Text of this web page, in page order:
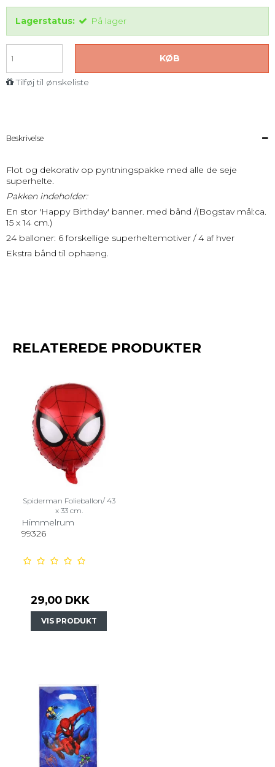
Lagerstatus: På lager
KØB
Tilføj til ønskeliste
Beskrivelse
Flot og dekorativ op pyntningspakke med alle de seje
superhelte.
Pakken indeholder:
En stor 'Happy Birthday' banner. med bånd /(Bogstav mål:ca.
15 x 14 cm.)
24 balloner: 6 forskellige superheltemotiver / 4 af hver
Ekstra bånd til ophæng.
RELATEREDE PRODUKTER
Spiderman Folieballon/ 43
x 33 cm.
Himmelrum
99326
29,00 DKK
VIS PRODUKT